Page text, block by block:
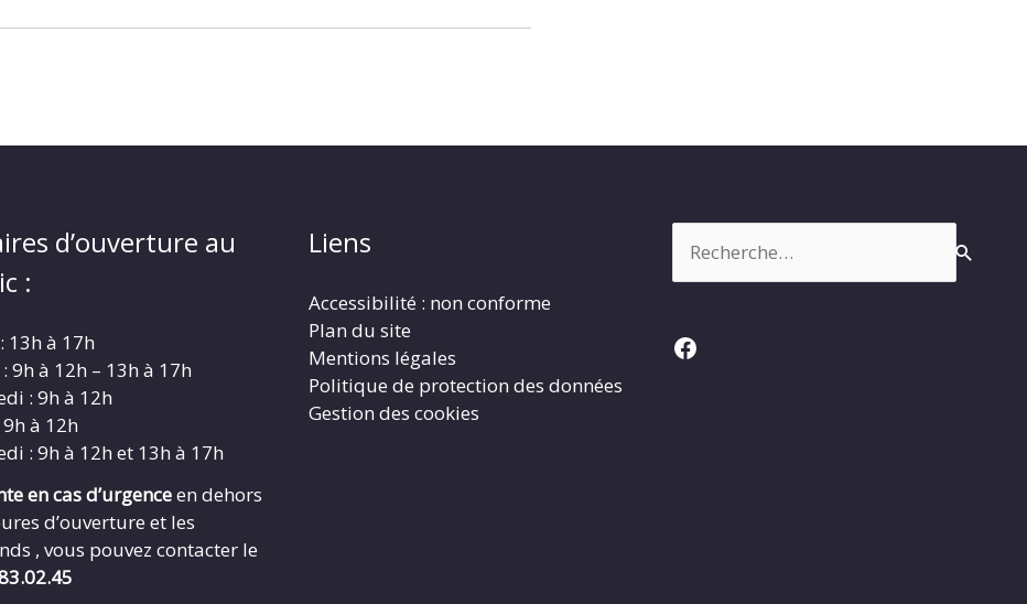
d’ouverture au
:
13h à 17h
9h à 12h – 13h à 17h
: 9h à 12h
à 12h
: 9h à 12h et 13h à 17h
en cas d’urgenceen dehors
d’ouverture et les
, vous pouvez contacter le
Liens
Accessibilité : non conforme
Plan du site
Mentions légales
Politique de protection des données
Gestion des cookies
Facebook